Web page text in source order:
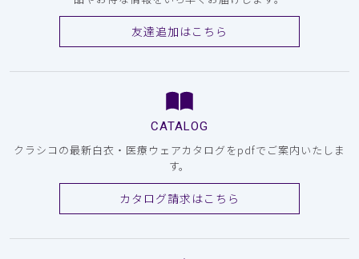
友達追加はこちら
CATALOG
クラシコの最新白衣・医療ウェアカタログをpdfでご案内いたしま
す。
カタログ請求はこちら